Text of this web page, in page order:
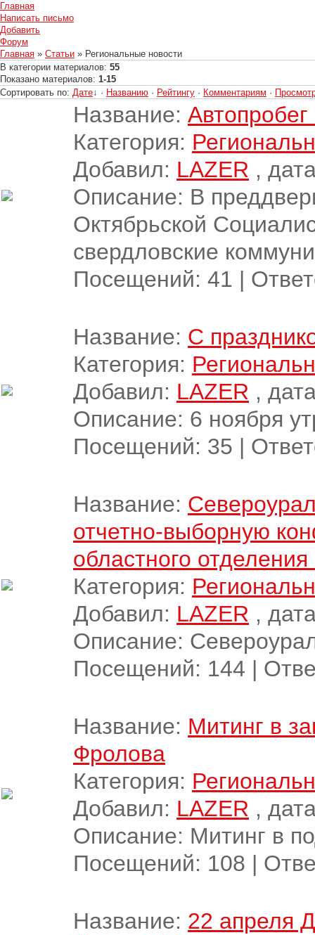
Главная
Написать письмо
Добавить
Форум
Главная » Статьи » Региональные новости
В категории материалов: 55
Показано материалов: 1-15
Сортировать по: Дате↓ · Названию · Рейтингу · Комментариям ·
Название:
Категория:
Добавил: LAZER ,
Описание: В
Октябрьской
свердловские
Посещений: 41 |
Название: С
Категория:
Добавил: LAZER ,
Описание: 6 ноября
Посещений: 35 |
Название:
отчетно-выборную
областного
Категория:
Добавил: LAZER ,
Описание:
Посещений: 144 |
Название: Митинг в
Фролова
Категория:
Добавил: LAZER ,
Описание: Митинг в
Посещений: 108 |
Название: 22 апреля